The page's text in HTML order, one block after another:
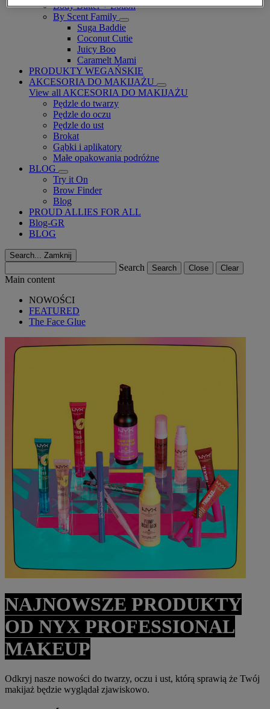
Body Butter + Lotion
By Scent Family
Suga Baddie
Coconut Cutie
Juicy Boo
Caramelt Mami
PRODUKTY WEGAŃSKIE
AKCESORIA DO MAKIJAŻU
View all AKCESORIA DO MAKIJAŻU
Pędzle do twarzy
Pędzle do oczu
Pędzle do ust
Brokat
Gąbki i aplikatory
Małe opakowania podróżne
BLOG
Try it On
Brow Finder
Blog
PROUD ALLIES FOR ALL
Blog-GR
BLOG
Search... Zamknij
Search Search Close Clear
Main content
NOWOŚCI
FEATURED
The Face Glue
NAJNOWSZE PRODUKTY
OD NYX PROFESSIONAL
MAKEUP
Odkryj nasze nowości do twarzy, oczu i ust, którą sprawią że Twój
makijaż będzie wyglądał zjawiskowo.